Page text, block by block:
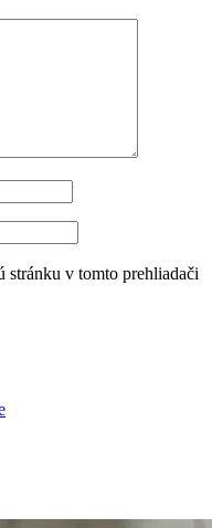
v tomto prehliadači